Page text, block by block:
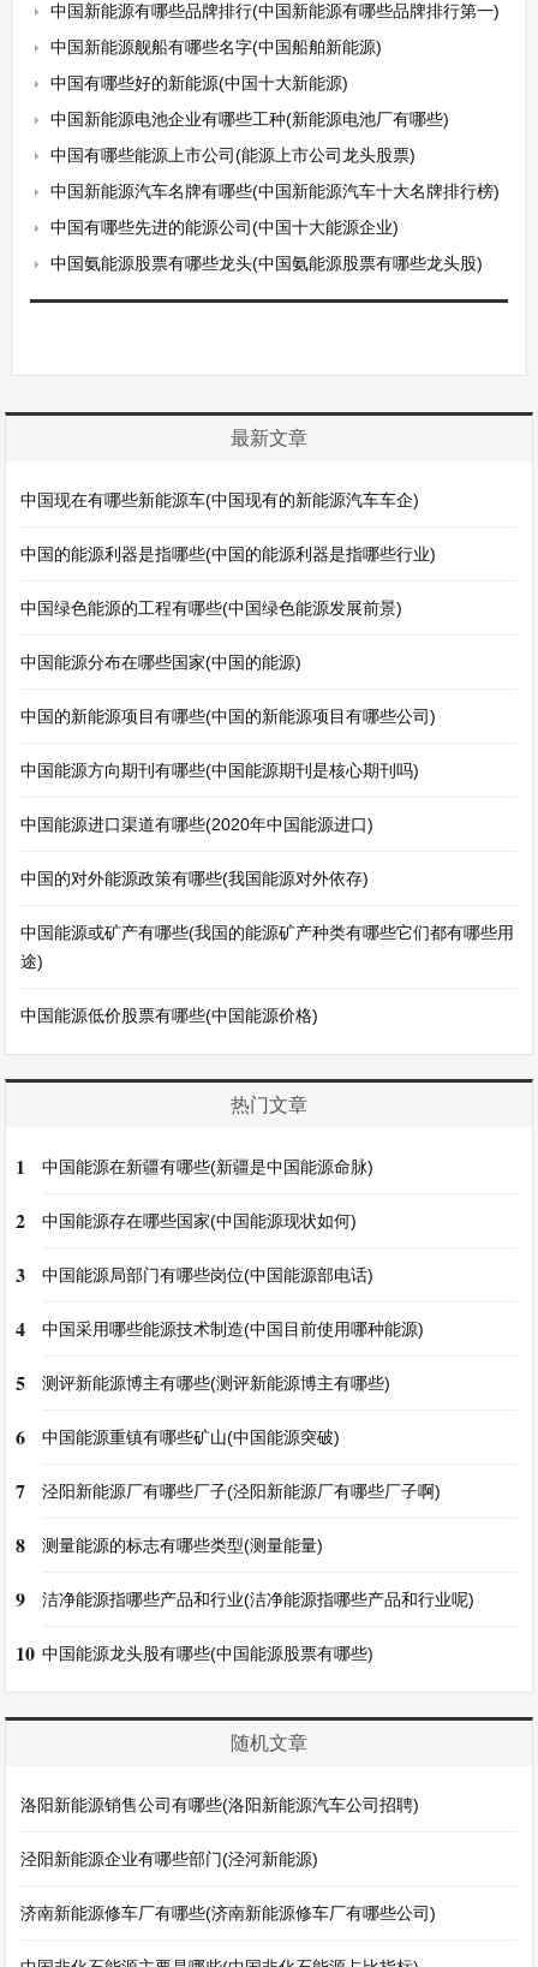
中国新能源有哪些品牌排行(中国新能源有哪些品牌排行第一)
中国新能源舰船有哪些名字(中国船舶新能源)
中国有哪些好的新能源(中国十大新能源)
中国新能源电池企业有哪些工种(新能源电池厂有哪些)
中国有哪些能源上市公司(能源上市公司龙头股票)
中国新能源汽车名牌有哪些(中国新能源汽车十大名牌排行榜)
中国有哪些先进的能源公司(中国十大能源企业)
中国氨能源股票有哪些龙头(中国氨能源股票有哪些龙头股)
最新文章
中国现在有哪些新能源车(中国现有的新能源汽车车企)
中国的能源利器是指哪些(中国的能源利器是指哪些行业)
中国绿色能源的工程有哪些(中国绿色能源发展前景)
中国能源分布在哪些国家(中国的能源)
中国的新能源项目有哪些(中国的新能源项目有哪些公司)
中国能源方向期刊有哪些(中国能源期刊是核心期刊吗)
中国能源进口渠道有哪些(2020年中国能源进口)
中国的对外能源政策有哪些(我国能源对外依存)
中国能源或矿产有哪些(我国的能源矿产种类有哪些它们都有哪些用
途)
中国能源低价股票有哪些(中国能源价格)
热门文章
1 中国能源在新疆有哪些(新疆是中国能源命脉)
2 中国能源存在哪些国家(中国能源现状如何)
3 中国能源局部门有哪些岗位(中国能源部电话)
4 中国采用哪些能源技术制造(中国目前使用哪种能源)
5 测评新能源博主有哪些(测评新能源博主有哪些)
6 中国能源重镇有哪些矿山(中国能源突破)
7 泾阳新能源厂有哪些厂子(泾阳新能源厂有哪些厂子啊)
8 测量能源的标志有哪些类型(测量能量)
9 洁净能源指哪些产品和行业(洁净能源指哪些产品和行业呢)
10 中国能源龙头股有哪些(中国能源股票有哪些)
随机文章
洛阳新能源销售公司有哪些(洛阳新能源汽车公司招聘)
泾阳新能源企业有哪些部门(泾河新能源)
济南新能源修车厂有哪些(济南新能源修车厂有哪些公司)